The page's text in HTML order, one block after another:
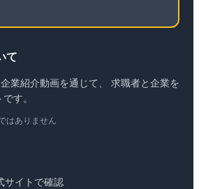
て
業紹介動画を通じて、 求職者と企業を
す。
はありません
サイトで確認